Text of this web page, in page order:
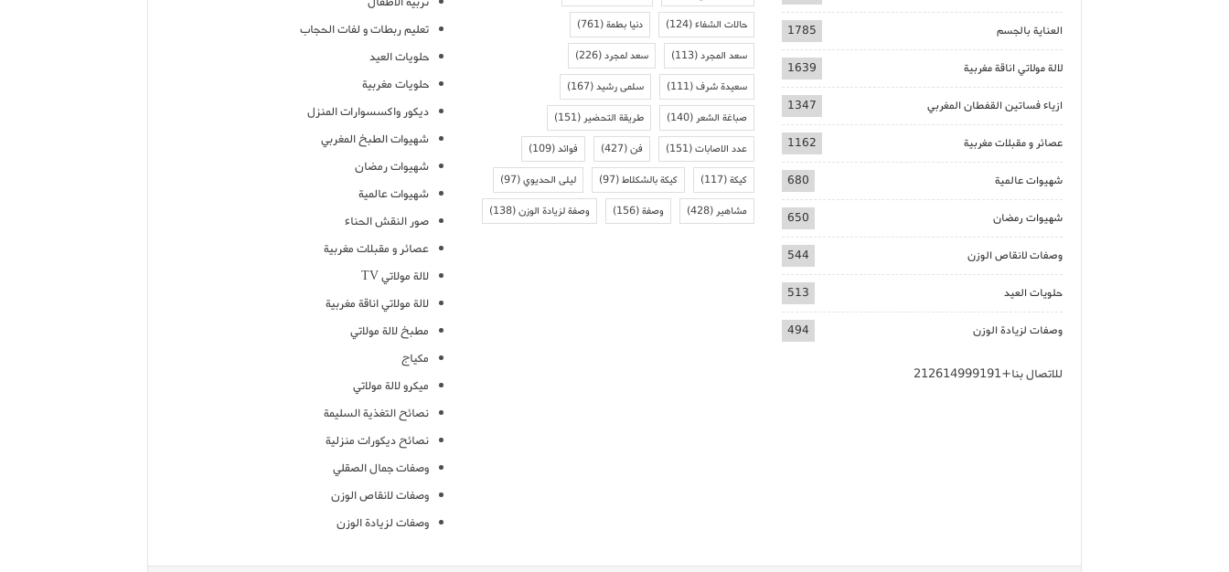
العناية بالجسم 1785
لالة مولاتي اناقة مغربية 1639
ازياء فساتين القفطان المغربي 1347
عصائر و مقبلات مغربية 1162
شهيوات عالمية 680
شهيوات رمضان 650
وصفات لانقاص الوزن 544
حلويات العيد 513
وصفات لزيادة الوزن 494
للاتصال بنا+212614999191
حالات الشفاء(124) دنيا بطمة(761)
سعد المجرد(113) سعد لمجرد(226)
سعيدة شرف(111) سلمى رشيد(167)
صباغة الشعر(140) طريقة التحضير(151)
عدد الاصابات(151) فن(427) فوائد(109)
كيكة(117) كيكة بالشكلاط(97) ليلى الحديوي(97)
مشاهير(428) وصفة(156) وصفة لزيادة الوزن(138)
تعليم ربطات و لفات الحجاب
حلويات العيد
حلويات مغربية
ديكور واكسسوارات المنزل
شهيوات الطبخ المغربي
شهيوات رمضان
شهيوات عالمية
صور النقش الحناء
عصائر و مقبلات مغربية
لالة مولاتي TV
لالة مولاتي اناقة مغربية
مطبخ لالة مولاتي
مكياج
ميكرو لالة مولاتي
نصائح التغذية السليمة
نصائح ديكورات منزلية
وصفات جمال الصقلي
وصفات لانقاص الوزن
وصفات لزيادة الوزن